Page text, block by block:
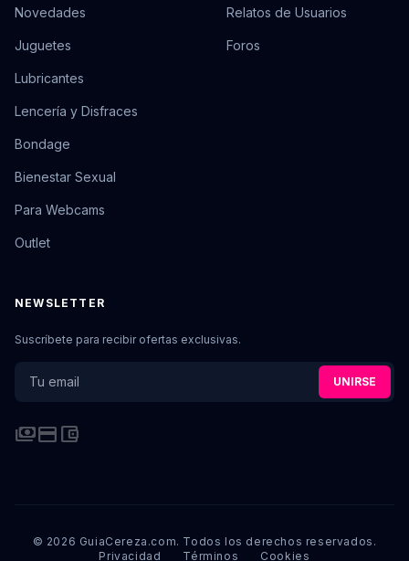
Novedades
Juguetes
Lubricantes
Lencería y Disfraces
Bondage
Bienestar Sexual
Para Webcams
Outlet
Relatos de Usuarios
Foros
NEWSLETTER
Suscríbete para recibir ofertas exclusivas.
UNIRSE
paymentscredit_cardaccount_balance_wallet
© 2026 GuiaCereza.com. Todos los derechos reservados.
Privacidad
Términos Cookies